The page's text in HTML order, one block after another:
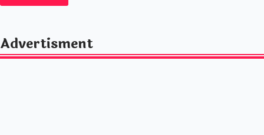
Advertisment